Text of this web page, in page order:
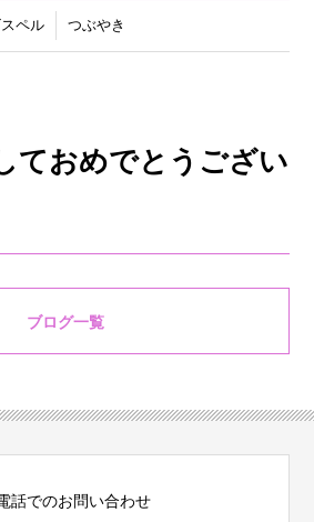
ペル つぶやき
ておめでとうござい
ブログ一覧
話でのお問い合わせ